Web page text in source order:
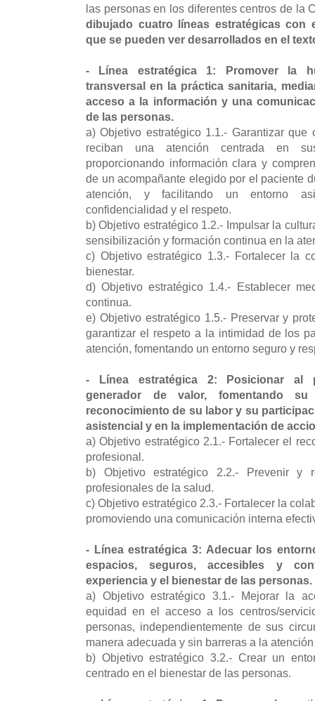
las personas en los diferentes centros de la
dibujado cuatro líneas estratégicas con
que se pueden ver desarrollados en el
- Línea estratégica 1: Promover la
transversal en la práctica sanitaria,
acceso a la información y una
de las personas.
a) Objetivo estratégico 1.1.- Garantizar
reciban una atención centrada en
proporcionando información clara y
de un acompañante elegido por el paciente
atención, y facilitando un entorno
confidencialidad y el respeto.
b) Objetivo estratégico 1.2.- Impulsar la
sensibilización y formación continua en la
c) Objetivo estratégico 1.3.- Fortalecer la
bienestar.
d) Objetivo estratégico 1.4.- Establecer
continua.
e) Objetivo estratégico 1.5.- Preservar y
garantizar el respeto a la intimidad de los
atención, fomentando un entorno seguro y
- Línea estratégica 2: Posicionar al
generador de valor, fomentando
reconocimiento de su labor y su
asistencial y en la implementación de
a) Objetivo estratégico 2.1.- Fortalecer el
profesional.
b) Objetivo estratégico 2.2.- Prevenir y
profesionales de la salud.
c) Objetivo estratégico 2.3.- Fortalecer la
promoviendo una comunicación interna
- Línea estratégica 3: Adecuar los
espacios, seguros, accesibles y
experiencia y el bienestar de las personas.
a) Objetivo estratégico 3.1.- Mejorar la
equidad en el acceso a los centros/
personas, independientemente de sus
manera adecuada y sin barreras a la
b) Objetivo estratégico 3.2.- Crear un
centrado en el bienestar de las personas.